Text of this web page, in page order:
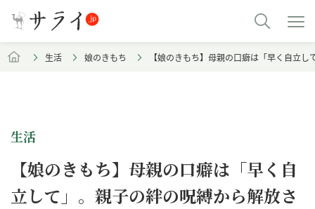
生活 娘のきもち 【娘のきもち】母親の口癖は「早く自立
生活
【娘のきもち】母親の口癖は「早く自
立して」。親子の絆の呪縛から解放さ